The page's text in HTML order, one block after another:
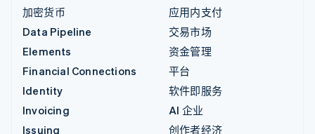
加密货币
Data Pipeline
Elements
Financial Connections
Identity
Invoicing
Issuing
应用内支付
交易市场
资金管理
平台
软件即服务
AI 企业
创作者经济